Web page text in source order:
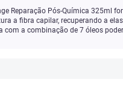
Reparação Pós-Química 325ml
a fibra capilar, recuperando a
com a combinação de 7 óleos